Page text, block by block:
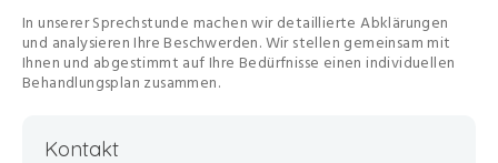
In unserer Sprechstunde machen wir detaillierte Abklärungen
und analysieren Ihre Beschwerden. Wir stellen gemeinsam mit
Ihnen und abgestimmt auf Ihre Bedürfnisse einen individuellen
Behandlungsplan zusammen.
Kontakt